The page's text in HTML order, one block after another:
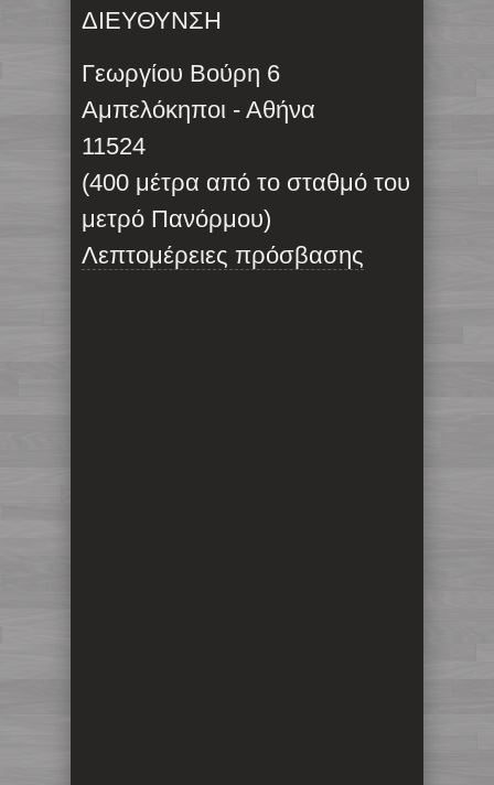
ΔΙΕΥΘΥΝΣΗ
Γεωργίου Βούρη 6
Αμπελόκηποι - Αθήνα
11524
(400 μέτρα από το σταθμό του
μετρό Πανόρμου)
Λεπτομέρειες πρόσβασης